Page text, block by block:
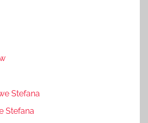
Stefana
Stefana